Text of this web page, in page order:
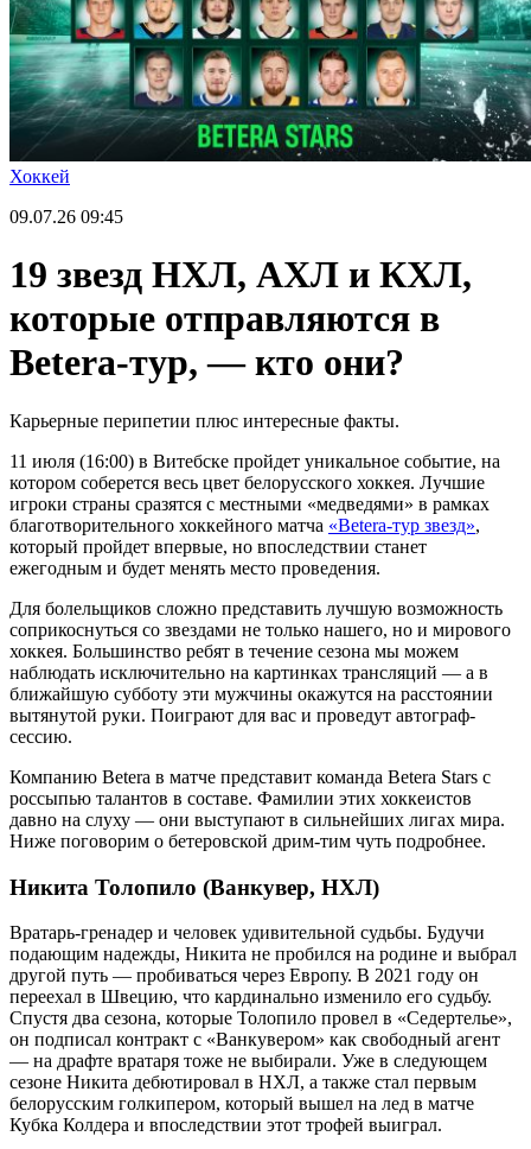
Хоккей
09.07.26 09:45
19 звезд НХЛ, АХЛ и КХЛ,
которые отправляются в
Betera-тур, — кто они?
Карьерные перипетии плюс интересные факты.
11 июля (16:00) в Витебске пройдет уникальное событие, на
котором соберется весь цвет белорусского хоккея. Лучшие
игроки страны сразятся с местными «медведями» в рамках
благотворительного хоккейного матча «Betera-тур звезд»,
который пройдет впервые, но впоследствии станет
ежегодным и будет менять место проведения.
Для болельщиков сложно представить лучшую возможность
соприкоснуться со звездами не только нашего, но и мирового
хоккея. Большинство ребят в течение сезона мы можем
наблюдать исключительно на картинках трансляций — а в
ближайшую субботу эти мужчины окажутся на расстоянии
вытянутой руки. Поиграют для вас и проведут автограф-
сессию.
Компанию Betera в матче представит команда Betera Stars с
россыпью талантов в составе. Фамилии этих хоккеистов
давно на слуху — они выступают в сильнейших лигах мира.
Ниже поговорим о бетеровской дрим-тим чуть подробнее.
Никита Толопило (Ванкувер, НХЛ)
Вратарь-гренадер и человек удивительной судьбы. Будучи
подающим надежды, Никита не пробился на родине и выбрал
другой путь — пробиваться через Европу. В 2021 году он
переехал в Швецию, что кардинально изменило его судьбу.
Спустя два сезона, которые Толопило провел в «Седертелье»,
он подписал контракт с «Ванкувером» как свободный агент
— на драфте вратаря тоже не выбирали. Уже в следующем
сезоне Никита дебютировал в НХЛ, а также стал первым
белорусским голкипером, который вышел на лед в матче
Кубка Колдера и впоследствии этот трофей выиграл.